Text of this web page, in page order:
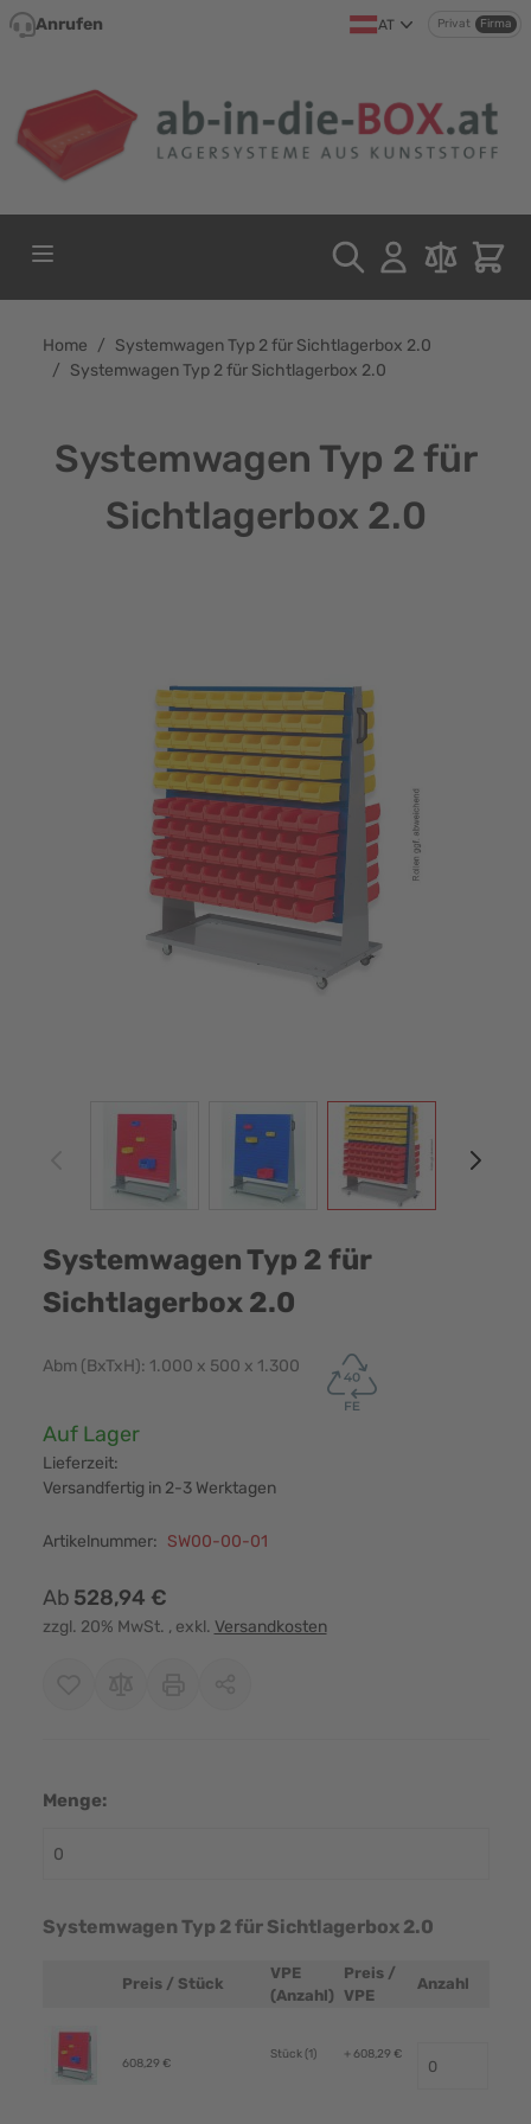
Direkt zum Inhalt
Anrufen AT Privat Firma
Home / Systemwagen Typ 2 für Sichtlagerbox 2.0
/ Systemwagen Typ 2 für Sichtlagerbox 2.0
Systemwagen Typ 2 für
Sichtlagerbox 2.0
View larger imageView larger imageView larger image
Systemwagen Typ 2 für
Sichtlagerbox 2.0
Abm (BxTxH): 1.000 x 500 x 1.300
Verfügbarkeit:
Auf Lager
Lieferzeit:
Versandfertig in 2-3 Werktagen
Artikelnummer: SW00-00-01
Ab 528,94 €
zzgl. 20% MwSt. , exkl. Versandkosten
Menge:
Systemwagen Typ 2 für Sichtlagerbox 2.0
Produktbild
Preis / Stück
VPE
(Anzahl)
Preis /
VPE
Anzahl
608,29 €
Stück (1) + 608,29 €